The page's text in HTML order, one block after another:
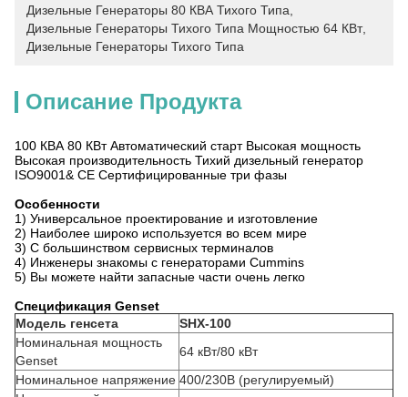
Дизельные Генераторы 80 КВА Тихого Типа
Дизельные Генераторы Тихого Типа Мощностью 64 КВт,
Дизельные Генераторы Тихого Типа
Описание Продукта
100 КВА 80 КВт Автоматический старт Высокая мощность
Высокая производительность Тихий дизельный генератор
ISO9001& CE Сертифицированные три фазы
Особенности
1) Универсальное проектирование и изготовление
2) Наиболее широко используется во всем мире
3) С большинством сервисных терминалов
4) Инженеры знакомы с генераторами Cummins
5) Вы можете найти запасные части очень легко
Спецификация Genset
Модель генсета
SHX-100
Номинальная мощность
Genset
64 кВт/80 кВт
Номинальное напряжение 400/230В (регулируемый)